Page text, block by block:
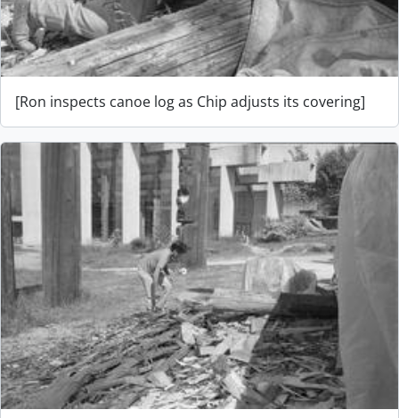
[Ron inspects canoe log as Chip adjusts its covering]